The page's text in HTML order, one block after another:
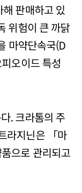
판매하고 있
위험이 큰 까닭
마약단속국(D
오이드 특성
. 크라톰의 주
라지닌은 「마
으로 관리되고